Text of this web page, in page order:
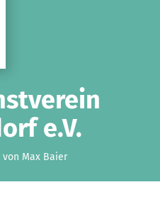
e.V.
Max Baier